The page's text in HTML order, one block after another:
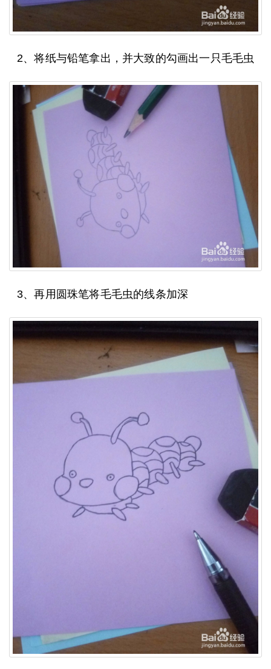
2、将纸与铅笔拿出，并大致的勾画出一只毛毛虫
3、再用圆珠笔将毛毛虫的线条加深